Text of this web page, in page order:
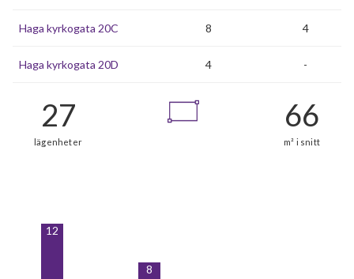
Haga kyrkogata 20C 8 4
Haga kyrkogata 20D 4 -
12
8